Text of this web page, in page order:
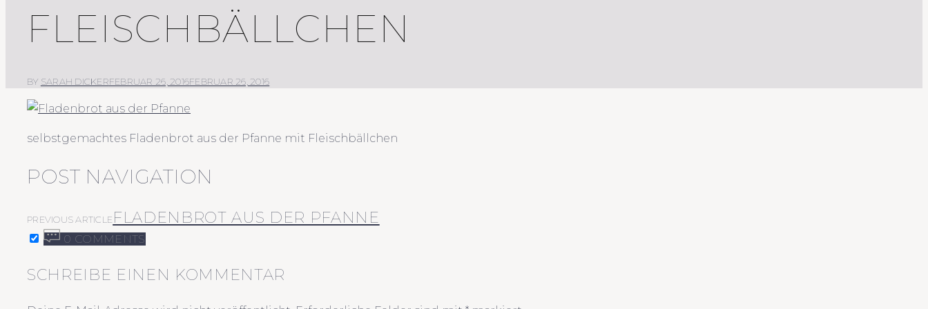
FLEISCHBÄLLCHEN
BY SARAH DICKERFEBRUAR 26, 2016FEBRUAR 26, 2016
selbstgemachtes Fladenbrot aus der Pfanne mit Fleischbällchen
POST NAVIGATION
PREVIOUS ARTICLE FLADENBROT AUS DER PFANNE
0 COMMENTS
SCHREIBE EINEN KOMMENTAR